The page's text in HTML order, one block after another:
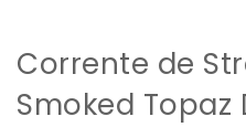
Corrente de
Smoked